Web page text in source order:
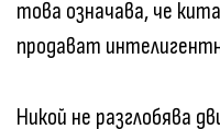
това означава, че
продават
Никой не разглобява